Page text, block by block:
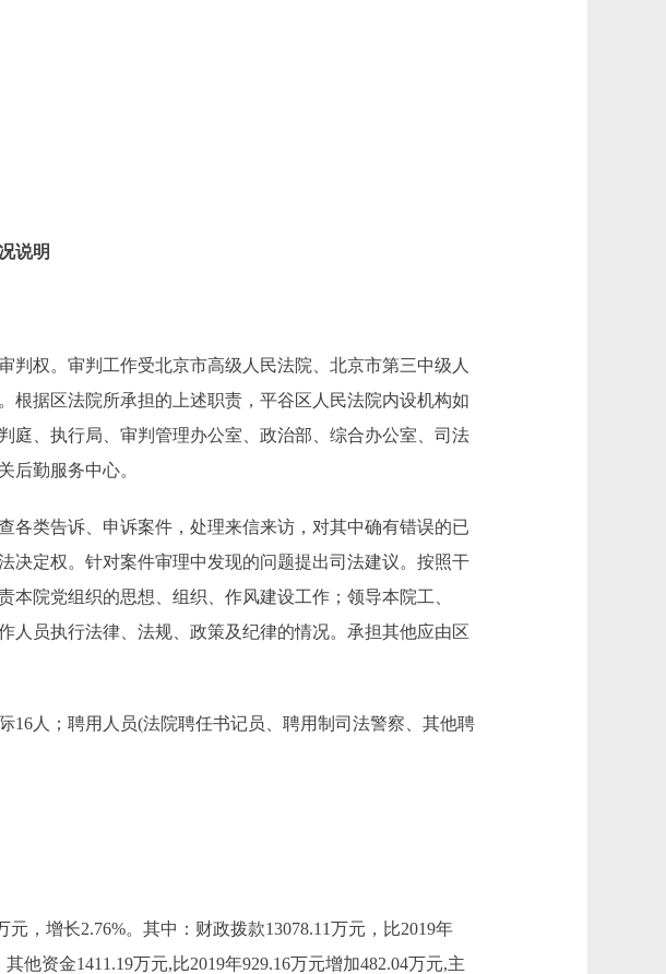
说明
权。审判工作受北京市高级人民法院、北京市第三中级人
根据区法院所承担的上述职责，平谷区人民法院内设机构如
庭、执行局、审判管理办公室、政治部、综合办公室、司法
后勤服务中心。
类告诉、申诉案件，处理来信来访，对其中确有错误的已
决定权。针对案件审理中发现的问题提出司法建议。按照干
院党组织的思想、组织、作风建设工作；领导本院工、
人员执行法律、法规、政策及纪律的情况。承担其他应由区
人；聘用人员(法院聘任书记员、聘用制司法警察、其他聘
，增长2.76%。其中：财政拨款13078.11万元，比2019年
他资金1411.19万元,比2019年929.16万元增加482.04万元,主